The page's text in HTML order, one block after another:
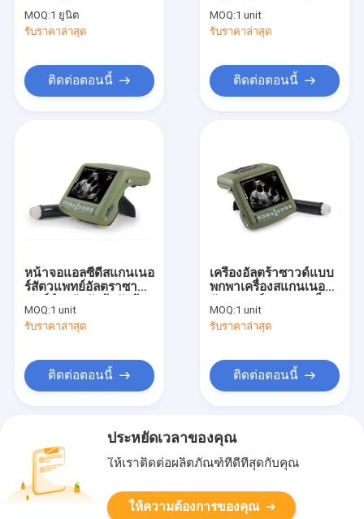
Array Probe
MOQ:1 ยูนิต
รับราคาล่าสุด
ติดต่อตอนนี้
ขนาดเล็กน้ำหนักเบา
MOQ:1 unit
รับราคาล่าสุด
ติดต่อตอนนี้
หน้าจอแอลซีดีสแกนเนอ
ร์สัตวแพทย์อัลตราซา
สุนัขสุกรแพะลามะ
MOQ:1 unit
รับราคาล่าสุด
ติดต่อตอนนี้
เครื่องอัลตร้าซาวด์แบบ
พกพาเครื่องสแกนเนอร์
ได้ง่าย Backfat Max
Display ความลึก 20 ซม
MOQ:1 unit
รับราคาล่าสุด
ติดต่อตอนนี้
ประหยัดเวลาของคุณ
ให้เราติดต่อผลิตภัณฑ์ที่ดีที่สุดกับคุณ
ให้ความต้องการของคุณ